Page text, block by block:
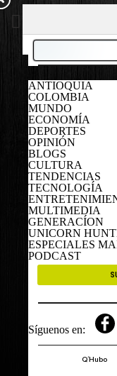
ANTIOQUIA
COLOMBIA
MUNDO
ECONOMÍA
DEPORTES
OPINIÓN
BLOGS
CULTURA
TENDENCIAS
TECNOLOGÍA
MULTIMEDIA
GENERACÍON
UNICORN
ESPECIALES
PODCAST
Síguenos en:
Q´Hubo